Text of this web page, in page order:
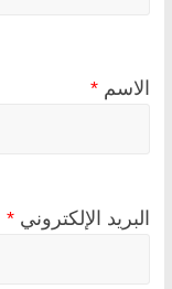
الاسم *
البريد الإلكتروني *